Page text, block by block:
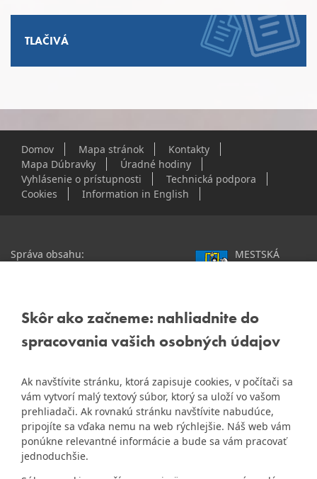
Skôr ako začneme: nahliadnite do
spracovania vašich osobných údajov
Ak navštívite stránku, ktorá zapisuje cookies, v počítači sa
vám vytvorí malý textový súbor, ktorý sa uloží vo vašom
prehliadači. Ak rovnakú stránku navštívite nabudúce,
pripojíte sa vďaka nemu na web rýchlejšie. Náš web vám
ponúkne relevantné informácie a bude sa vám pracovať
jednoduchšie.
TLAČIVÁ
Domov Mapa stránok
Kontakty
Mapa Dúbravky
Úradné hodiny
Vyhlásenie o prístupnosti
Technická podpora
Cookies
Information in English
Správa obsahu:
Staršie informácie a dokumenty
starej stránke Dúbravky
Naša mestská časť získala 3.
miesto v súťažiZlatyErb.sk
o
najlepšiu internetovú stránku
samospráv za rok 2020
MESTSKÁ
Žatevná 2, 844 02
IČO: 00603406
DIČ: 2020919120
IČ DPH: Nie sme platca
DPH
Bankové spojenie: